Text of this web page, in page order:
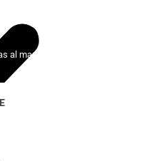
al mar y al golf